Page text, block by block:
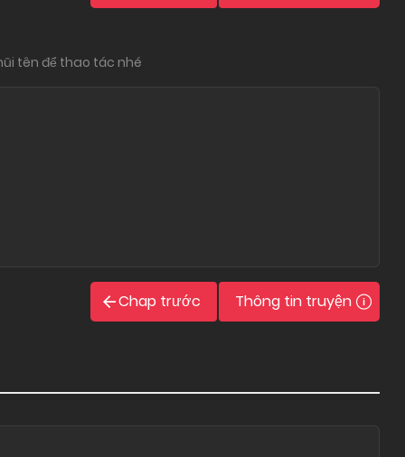
tên để thao tác nhé
Chap trước Thông tin truyện